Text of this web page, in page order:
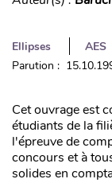
Ellipses
AES
Parution :
Cet ouvrage est
étudiants de la
l'épreuve de
concours et à
solides en